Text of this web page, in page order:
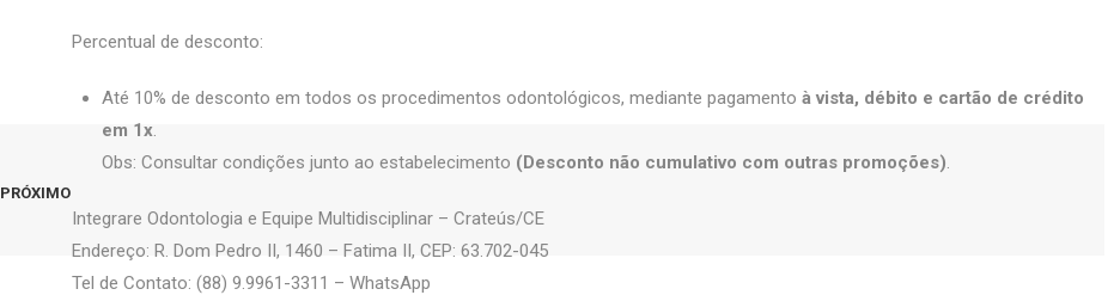
Percentual de desconto:
Até 10% de desconto em todos os procedimentos odontológicos, mediante pagamento à vista, débito e cartão de crédito
em 1x.
Obs: Consultar condições junto ao estabelecimento (Desconto não cumulativo com outras promoções).
Integrare Odontologia e Equipe Multidisciplinar – Crateús/CE
Endereço: R. Dom Pedro II, 1460 – Fatima II, CEP: 63.702-045
Tel de Contato: (88) 9.9961-3311 – WhatsApp
PRÓXIMO